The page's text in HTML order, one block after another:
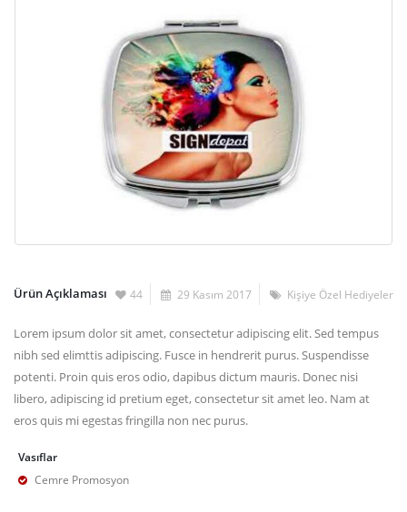
Ürün Açıklaması 44 29 Kasım 2017 Kişiye Özel Hediyeler
Lorem ipsum dolor sit amet, consectetur adipiscing elit. Sed tempus
nibh sed elimttis adipiscing. Fusce in hendrerit purus. Suspendisse
potenti. Proin quis eros odio, dapibus dictum mauris. Donec nisi
libero, adipiscing id pretium eget, consectetur sit amet leo. Nam at
eros quis mi egestas fringilla non nec purus.
Vasıflar
Cemre Promosyon